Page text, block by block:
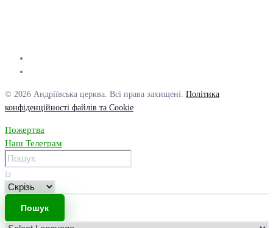
© 2026 Андріївська церква. Всі права захищені. Політика
конфіденційності файлів та Cookie
Пожертва
Наш Телеграм
із